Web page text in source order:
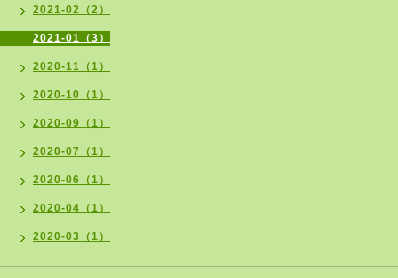
2021-02（2）
2021-01（3）
2020-11（1）
2020-10（1）
2020-09（1）
2020-07（1）
2020-06（1）
2020-04（1）
2020-03（1）